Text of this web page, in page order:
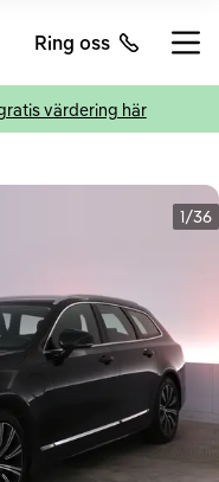
Ring oss
värdering här
1/36